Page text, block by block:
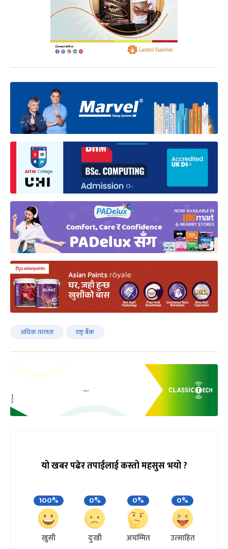
अधिक तरलता राष्ट्र बैंक
यो खबर पढेर तपाईलाई कस्तो महसुस भयो ?
100%
खुसी
0%
दुःखी
0%
अचम्मित
0%
उत्साहित